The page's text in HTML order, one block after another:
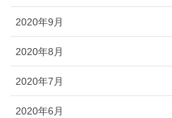
2020年9月
2020年8月
2020年7月
2020年6月